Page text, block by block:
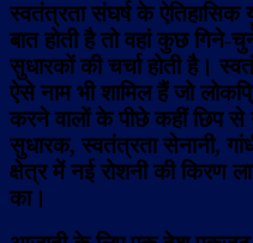
स्वतंत्रता संघर्ष के
बात होती है तो वहां कुछ गिने-
सुधारकों की चर्चा होती है।
ऐसे नाम भी शामिल हैं जो
करने वालों के पीछे कहीं छिप
सुधारक, स्वतंत्रता सेनानी,
क्षेत्र में नई रोशनी की किरण
का।